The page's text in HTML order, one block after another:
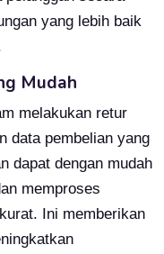
yang lebih baik
Mudah
melakukan retur
data pembelian yang
dapat dengan mudah
memproses
Ini memberikan